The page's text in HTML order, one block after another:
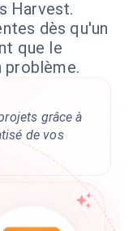
Harvest.
dès qu'un
que le
problème.
grâce à
de vos